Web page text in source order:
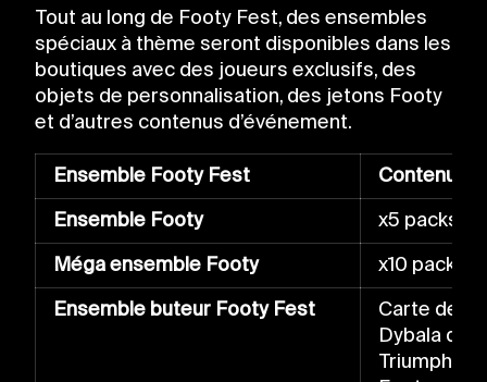
Tout au long de Footy Fest, des ensembles
spéciaux à thème seront disponibles dans les
boutiques avec des joueurs exclusifs, des
objets de personnalisation, des jetons Footy
et d’autres contenus d’événement.
Ensemble Footy Fest
Contenu
Ensemble Footy
x5 packs
Méga ensemble Footy
x10 packs
Ensemble buteur Footy Fest
Carte de
Dybala de
Triumph.